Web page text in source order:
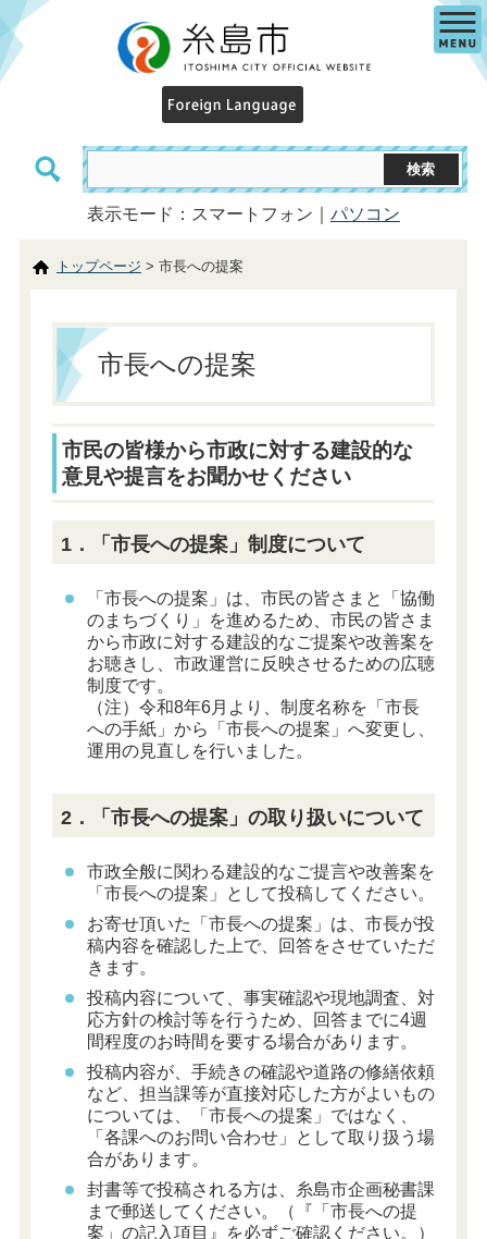
表示モード：スマートフォン｜ パソコン
トップページ > 市長への提案
市長への提案
市民の皆様から市政に対する建設的な
意見や提言をお聞かせください
1．「市長への提案」制度について
「市長への提案」は、市民の皆さまと「協働
のまちづくり」を進めるため、市民の皆さま
から市政に対する建設的なご提案や改善案を
お聴きし、市政運営に反映させるための広聴
制度です。
（注）令和8年6月より、制度名称を「市長
への手紙」から「市長への提案」へ変更し、
運用の見直しを行いました。
2．「市長への提案」の取り扱いについて
市政全般に関わる建設的なご提言や改善案を
「市長への提案」として投稿してください。
お寄せ頂いた「市長への提案」は、市長が投
稿内容を確認した上で、回答をさせていただ
きます。
投稿内容について、事実確認や現地調査、対
応方針の検討等を行うため、回答までに4週
間程度のお時間を要する場合があります。
投稿内容が、手続きの確認や道路の修繕依頼
など、担当課等が直接対応した方がよいもの
については、「市長への提案」ではなく、
「各課へのお問い合わせ」として取り扱う場
合があります。
封書等で投稿される方は、糸島市企画秘書課
まで郵送してください。（『「市長への提
案」の記入項目』を必ずご確認ください。）